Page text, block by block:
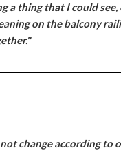
a thing that I could see,
on the balcony
change according to